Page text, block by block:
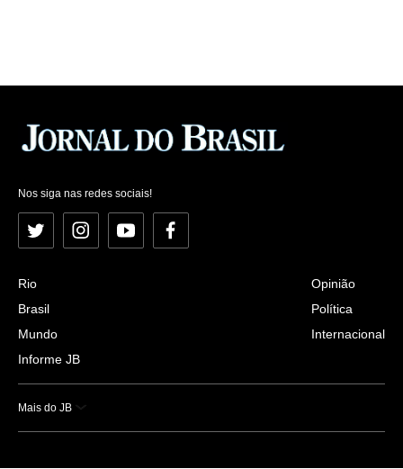
Nos siga nas redes sociais!
Twitter InstagramYouTubeFacebook
Rio
Brasil
Mundo
Informe JB
Opinião
Política
Internacional
Mais do JB
Esportes